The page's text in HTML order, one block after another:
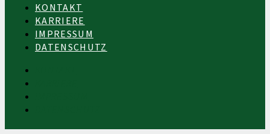
KONTAKT
KARRIERE
IMPRESSUM
DATENSCHUTZ